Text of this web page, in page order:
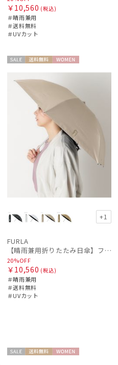
￥10,560 (税込)
＃晴雨兼用
＃送料無料
＃UVカット
ル
料
+1
FURLA
【晴雨兼用折りたたみ日傘】フルラ (FURLA) アーチロゴ フワクール
20%OFF
￥10,560 (税込)
＃晴雨兼用
＃送料無料
＃UVカット